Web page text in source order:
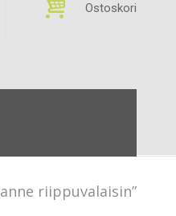
Ostoskori
riippuvalaisin”